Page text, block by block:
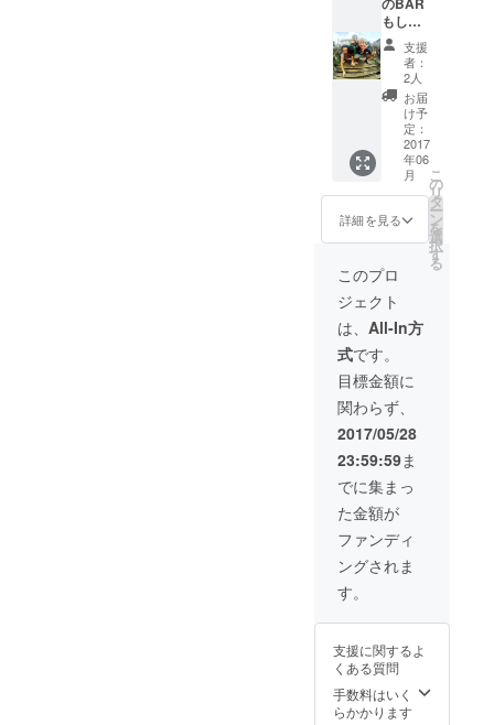
常識の
範囲内
であれ
ば問題
ありま
せん。
もしく
は
GUEST
HOUSE
を利用
する人
全員が
目につ
く場所
に広告
する権
利 個
人、法
店、イ
ベン
ト、な
んでも
構いま
せん。
あなた
の知っ
て欲し
い事を
広告し
て下さ
い。
支援
者：
2人
お届
け予
定：
2017
年06
月
詳細を見る
こ
の
リ
タ
ー
ン
を
選
択
す
る
このプロ
ジェクト
は、 All-In方
式です。
目標金額に
関わらず、
2017/05/28
23:59:59ま
でに集まっ
た金額が
ファンディ
ングされま
す。
支援に関するよ
くある質問
手数料はいく
らかかります